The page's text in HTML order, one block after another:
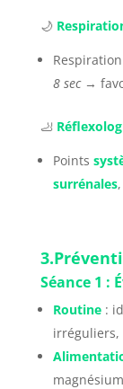
🌙
8 sec→
🦶
Points
surrénales,
Séance 1 :
Routine:
irréguliers,